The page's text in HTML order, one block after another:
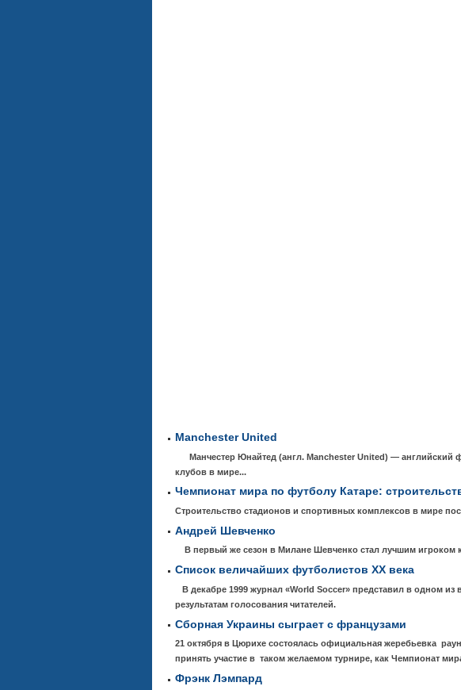
Manchester United
Манчестер Юнайтед (англ. Manchester United) — английский
клубов в мире...
Чемпионат мира по футболу Катаре:
Строительство стадионов и спортивных комплексов в мире
Андрей Шевченко
В первый же сезон в Милане Шевченко стал лучшим игроком
Список величайших футболистов XX века
В декабре 1999 журнал «World Soccer» представил в одном
результатам голосования читателей.
Сборная Украины сыграет с французами
21 октября в Цюрихе состоялась официальная жеребьевка
принять участие в таком желаемом турнире, как Чемпионат
Фрэнк Лэмпард